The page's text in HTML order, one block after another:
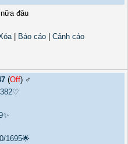
đâu
| Báo cáo
Cảnh cáo
(Off) ♂️
1695🌟